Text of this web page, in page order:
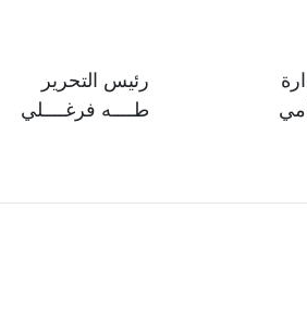
رئيس التحرير
طــــه فرغــــلي